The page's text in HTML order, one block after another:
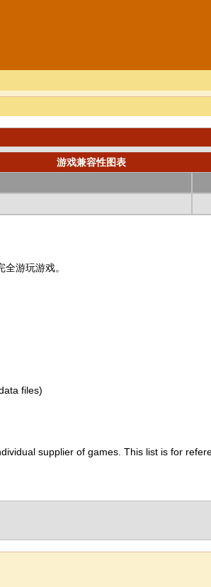
游戏兼容性图表
游玩游戏。
files)
supplier of games. This list is for